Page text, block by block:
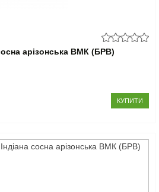
арізонська ВМК (БРВ)
КУПИТИ